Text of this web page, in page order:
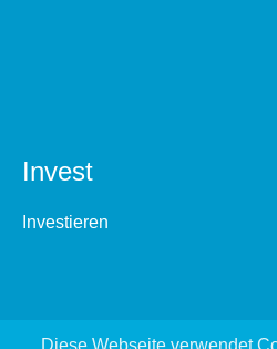
Invest
Investieren
Diese Webseite verwendet